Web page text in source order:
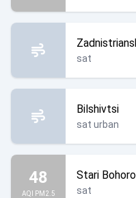
sat
Bilshivtsi
sat urban
48
AQI PM2.5
Stari
sat